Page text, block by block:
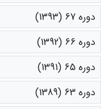
دوره 67 (1393)
دوره 66 (1392)
دوره 65 (1391)
دوره 63 (1389)